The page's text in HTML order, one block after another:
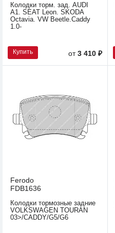
Колодки торм. зад. AUDI
A1. SEAT Leon. SKODA
Octavia. VW Beetle.Caddy
1.0-
Купить от3 410 ₽
Ferodo
FDB1636
Колодки тормозные задние
VOLKSWAGEN TOURAN
03>/CADDY/G5/G6